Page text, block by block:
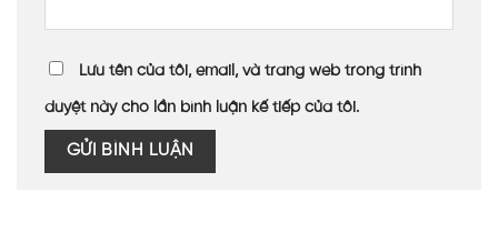
Lưu tên của tôi, email, và trang web trong trình
duyệt này cho lần bình luận kế tiếp của tôi.